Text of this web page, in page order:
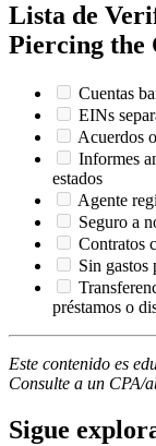
Lista de
Piercing the
Cuentas
EINs
Acuerdos
Informes
estados
Agente
Seguro a
Contratos
Sin gastos
préstamos o
Este contenido es
Consulte a un CPA/
Sigue